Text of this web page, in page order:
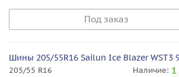
Под заказ
Шины 205/55R16 Sailun Ice Blazer WST3
205/55 R16 Наличие: